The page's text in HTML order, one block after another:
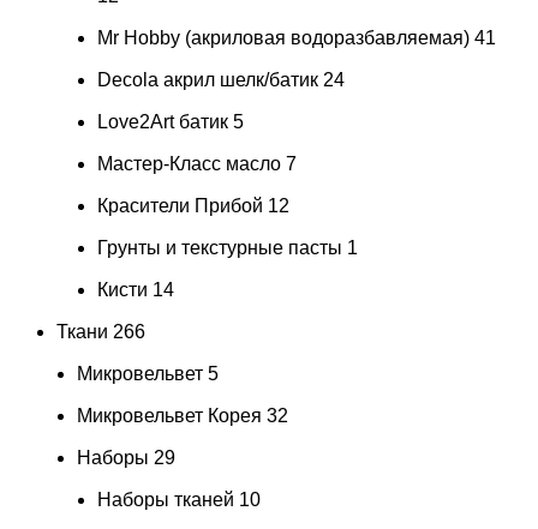
Mr Hobby (акриловая водоразбавляемая) 41
Decola акрил шелк/батик 24
Love2Art батик 5
Мастер-Класс масло 7
Красители Прибой 12
Грунты и текстурные пасты 1
Кисти 14
Ткани 266
Микровельвет 5
Микровельвет Корея 32
Наборы 29
Наборы тканей 10